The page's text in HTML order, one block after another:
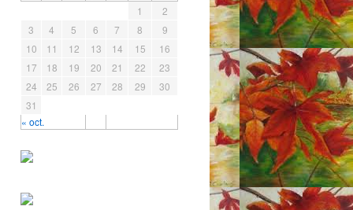
« oct.
1
2
3
4 5 6 7 8
9
10
11 12 13 14 15
16
17
18 19 20 21 22
23
24
25 26 27 28 29
30
31